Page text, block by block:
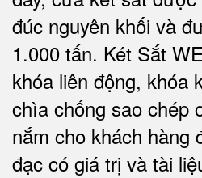
đúc nguyên khối và
1.000 tấn. Két Sắt
khóa liên động, khóa
chìa chống sao chép
nắm cho khách hàng
đạc có giá trị và tài